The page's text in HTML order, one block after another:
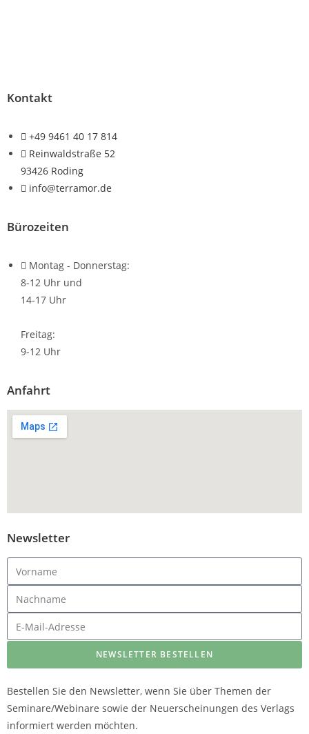
Kontakt
+49 9461 40 17 814
Reinwaldstraße 52
93426 Roding
info@terramor.de
Bürozeiten
Montag - Donnerstag:
8-12 Uhr und
14-17 Uhr
Freitag:
9-12 Uhr
Anfahrt
Newsletter
NEWSLETTER BESTELLEN
Bestellen Sie den Newsletter, wenn Sie über Themen der
Seminare/Webinare sowie der Neuerscheinungen des Verlags
informiert werden möchten.